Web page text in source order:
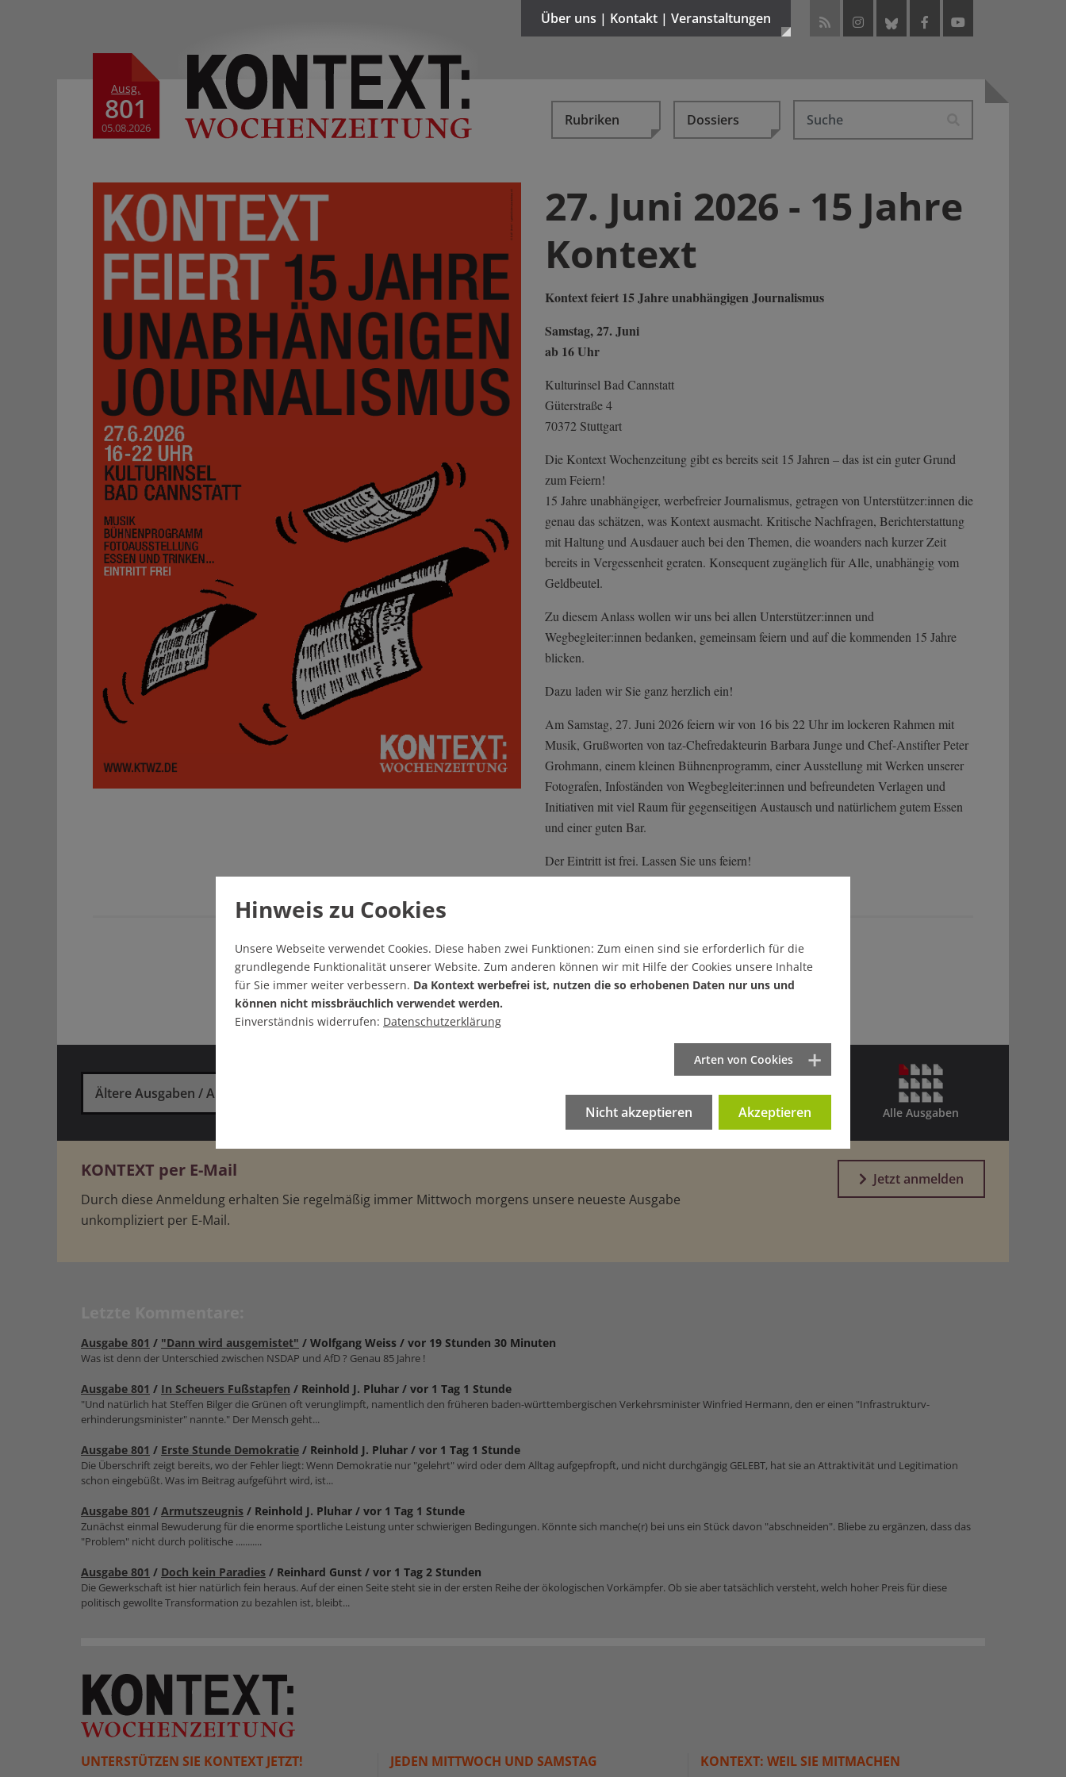
Ausg.
801
05.08.2026
Über uns | Kontakt | Veranstaltungen
Rubriken Dossiers
27. Juni 2026 - 15 Jahre
Kontext
Kontext feiert 15 Jahre unabhängigen Journalismus
Samstag, 27. Juni
ab 16 Uhr
Kulturinsel Bad Cannstatt
Güterstraße 4
70372 Stuttgart
Die Kontext Wochenzeitung gibt es bereits seit 15 Jahren – das ist ein guter Grund
zum Feiern!
15 Jahre unabhängiger, werbefreier Journalismus, getragen von Unterstützer:innen die
genau das schätzen, was Kontext ausmacht. Kritische Nachfragen, Berichterstattung
mit Haltung und Ausdauer auch bei den Themen, die woanders nach kurzer Zeit
bereits in Vergessenheit geraten. Konsequent zugänglich für Alle, unabhängig vom
Geldbeutel.
Zu diesem Anlass wollen wir uns bei allen Unterstützer:innen und
Wegbegleiter:innen bedanken, gemeinsam feiern und auf die kommenden 15 Jahre
blicken.
Dazu laden wir Sie ganz herzlich ein!
Am Samstag, 27. Juni 2026 feiern wir von 16 bis 22 Uhr im lockeren Rahmen mit
Musik, Grußworten von taz-Chefredakteurin Barbara Junge und Chef-Anstifter Peter
Grohmann, einem kleinen Bühnenprogramm, einer Ausstellung mit Werken unserer
Fotografen, Infoständen von Wegbegleiter:innen und befreundeten Verlagen und
Initiativen mit viel Raum für gegenseitigen Austausch und natürlichem gutem Essen
und einer guten Bar.
Der Eintritt ist frei. Lassen Sie uns feiern!
Ältere Ausgaben / Archiv
Alle Ausgaben
KONTEXT per E-Mail
Durch diese Anmeldung erhalten Sie regelmäßig immer Mittwoch morgens unsere neueste Ausgabe
unkompliziert per E-Mail.
Jetzt anmelden
Ausgabe 801 / "Dann wird ausgemistet" / Wolfgang Weiss / vor 19 Stunden 30 Minuten
Was ist denn der Unterschied zwischen NSDAP und AfD ? Genau 85 Jahre !
Ausgabe 801 / In Scheuers Fußstapfen / Reinhold J. Pluhar / vor 1 Tag 1 Stunde
"Und natürlich hat Steffen Bilger die Grünen oft verunglimpft, namentlich den früheren baden-württembergischen Verkehrsminister Winfried Hermann, den er einen "Infrastrukturv­
erhinderungsmin­ister" nannte." Der Mensch geht...
Ausgabe 801 / Erste Stunde Demokratie / Reinhold J. Pluhar / vor 1 Tag 1 Stunde
Die Überschrift zeigt bereits, wo der Fehler liegt: Wenn Demokratie nur "gelehrt" wird oder dem Alltag aufgepfropft, und nicht durchgängig GELEBT, hat sie an Attraktivität und Legitimation
schon eingebüßt. Was im Beitrag aufgeführt wird, ist...
Ausgabe 801 / Armutszeugnis / Reinhold J. Pluhar / vor 1 Tag 1 Stunde
Zunächst einmal Bewuderung für die enorme sportliche Leistung unter schwierigen Bedingungen. Könnte sich manche(r) bei uns ein Stück davon "abschneiden". Bliebe zu ergänzen, dass das
"Problem" nicht durch politische ...........
Ausgabe 801 / Doch kein Paradies / Reinhard Gunst / vor 1 Tag 2 Stunden
Die Gewerkschaft ist hier natürlich fein heraus. Auf der einen Seite steht sie in der ersten Reihe der ökologischen Vorkämpfer. Ob sie aber tatsächlich versteht, welch hoher Preis für diese
politisch gewollte Transformation zu bezahlen ist, bleibt...
UNTERSTÜTZEN SIE KONTEXT JETZT! JEDEN MITTWOCH UND SAMSTAG KONTEXT: WEIL SIE MITMACHEN
Hinweis zu Cookies
Unsere Webseite verwendet Cookies. Diese haben zwei Funktionen: Zum einen sind sie erforderlich für die
grundlegende Funktionalität unserer Website. Zum anderen können wir mit Hilfe der Cookies unsere Inhalte
für Sie immer weiter verbessern. Da Kontext werbefrei ist, nutzen die so erhobenen Daten nur uns und
können nicht missbräuchlich verwendet werden.
Einverständnis widerrufen: Datenschutzerklärung
Arten von Cookies
Nicht akzeptieren Akzeptieren